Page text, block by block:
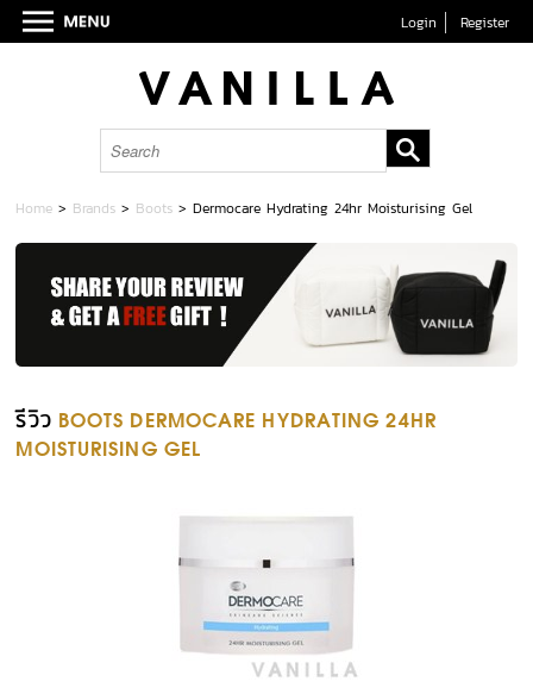
Login Register
Home > Brands > Boots >Dermocare Hydrating 24hr Moisturising Gel
รีวิว BOOTS DERMOCARE HYDRATING 24HR
MOISTURISING GEL